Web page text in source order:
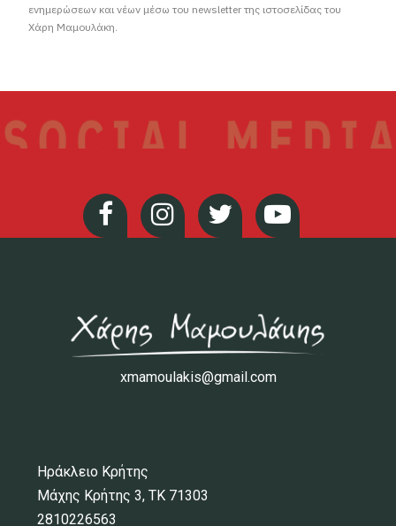
ενημερώσεων και νέων μέσω του newsletter της ιστοσελίδας του
Χάρη Μαμουλάκη.
xmamoulakis@gmail.com
Ηράκλειο Κρήτης
Μάχης Κρήτης 3, ΤΚ 71303
2810226563